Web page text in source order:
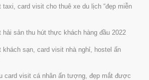
taxi, card visit cho thuê xe du lịch “đẹp miễn
hải sản thu hút thực khách hàng đầu 2022
khách sạn, card visit nhà nghỉ, hostel ấn
card visit cá nhân ấn tượng, đẹp mắt được